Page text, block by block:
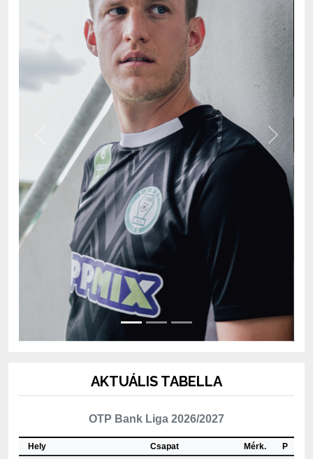
OTP Bank Liga 2026/2027
Csapat
1 ETO FC Győr 2 4